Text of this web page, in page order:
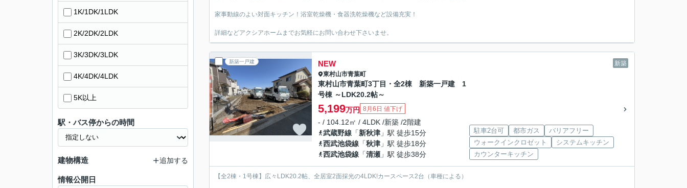
家事動線のよい対面キッチン！浴室乾燥機・食器洗乾燥機など設備充実！
詳細などアクシアホームまでお気軽にお問い合わせ下さいませ。
新築一戸建 新築
NEW
東村山市青葉町
東村山市青葉町3丁目・全2棟 新築一戸建 1
号棟 ～LDK20.2帖～
5,199万円 8月6日 値下げ
- / 104.12㎡ / 4LDK /新築 /2階建
武蔵野線 「新秋津 」駅 徒歩15分
西武池袋線 「秋津 」駅 徒歩18分
西武池袋線 「清瀬 」駅 徒歩38分
駐車2台可 都市ガス
バリアフリー
ウォークインクロゼット
システムキッチン
カウンターキッチン
【全2棟・1号棟】広々LDK20.2帖、全居室2面採光の4LDK!カースペース2台（車種による）
1K/1DK/1LDK
2K/2DK/2LDK
3K/3DK/3LDK
4K/4DK/4LDK
5K以上
駅・バス停からの時間
建物構造 追加する
情報公開日